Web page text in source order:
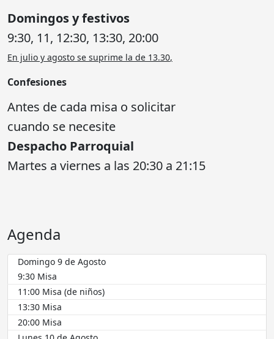
Domingos y festivos
9:30, 11, 12:30, 13:30, 20:00
En julio y agosto se suprime la de 13.30,
Confesiones
Antes de cada misa o solicitar
cuando se necesite
Despacho Parroquial
Martes a viernes a las 20:30 a 21:15
Agenda
Domingo 9 de Agosto
9:30 Misa
11:00 Misa (de niños)
13:30 Misa
20:00 Misa